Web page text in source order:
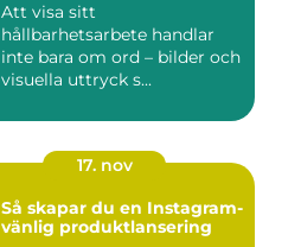
Att visa sitt
hållbarhetsarbete handlar
inte bara om ord – bilder och
visuella uttryck s...
17. nov
Så skapar du en Instagram-
vänlig produktlansering